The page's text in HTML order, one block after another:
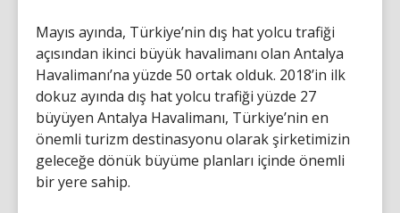
Mayıs ayında, Türkiye’nin dış hat yolcu trafiği
açısından ikinci büyük havalimanı olan Antalya
Havalimanı’na yüzde 50 ortak olduk. 2018’in ilk
dokuz ayında dış hat yolcu trafiği yüzde 27
büyüyen Antalya Havalimanı, Türkiye’nin en
önemli turizm destinasyonu olarak şirketimizin
geleceğe dönük büyüme planları içinde önemli
bir yere sahip.